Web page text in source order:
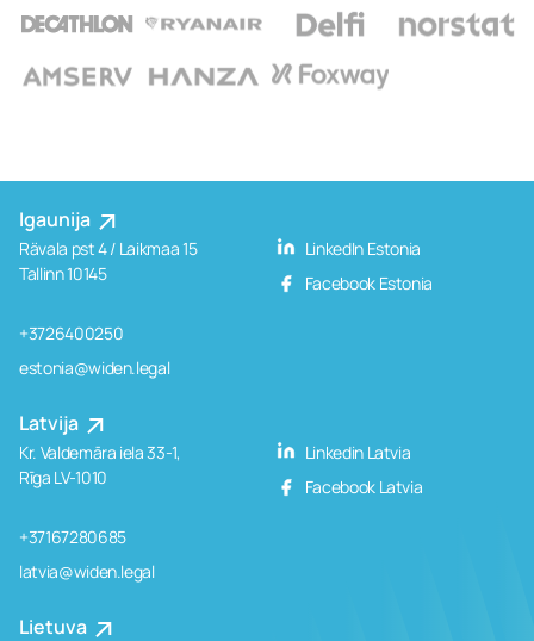
Igaunija
Rävala pst 4 / Laikmaa 15
Tallinn 10145
+3726400250
estonia@widen.legal
LinkedIn Estonia
Facebook Estonia
Latvija
Kr. Valdemāra iela 33-1,
Rīga LV-1010
+37167280685
latvia@widen.legal
Linkedin Latvia
Facebook Latvia
Lietuva